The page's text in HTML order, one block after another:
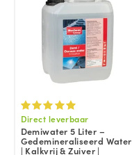
Direct leverbaar
Demiwater 5 Liter –
Gedemineraliseerd Water
| Kalkvrij & Zuiver |